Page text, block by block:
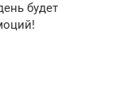
будет